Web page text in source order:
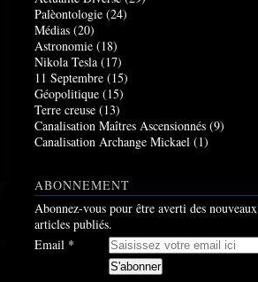
Palèontologie (24)
Médias (20)
Astronomie (18)
Nikola Tesla (17)
11 Septembre (15)
Géopolitique (15)
Terre creuse (13)
Canalisation Maîtres Ascensionnés (9)
Canalisation Archange Mickael (1)
ABONNEMENT
Abonnez-vous pour être averti des nouveaux
articles publiés.
Email